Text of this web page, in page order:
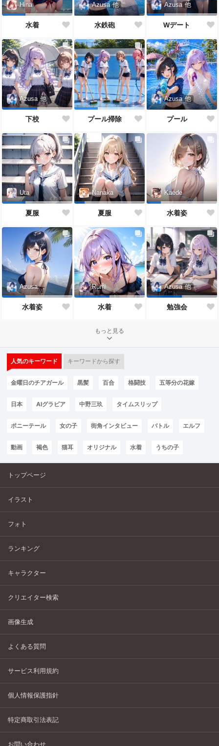
Hina
水着
Azusa 他
水鉄砲
Azusa 他
Wデート
Azusa 他
下校 プール掃除
Azusa 他
プール
Uta
夏服
Nanaka
夏服
Kaede
水着姿
Azusa
水着姿
Rumi
水着
Azusa 他
勉強会
もっと見る
人気のキーワード キーワードから探す
金曜日のチアガール 黒髪 百合 格闘技 五等分の花嫁
日本 AIグラビア 中野三玖 タイムスリップ
ポニーテール 女の子 街角インタビュー バトル エルフ
動画 褐色 猫耳 オリジナル 水着 うちの子
トップページ
イラスト
フォト
ランキング
キャラクター
クリエイター検索
画像生成
よくある質問
サービス利用規約
個人情報保護指針
特定商取引法表記
お問い合わせ